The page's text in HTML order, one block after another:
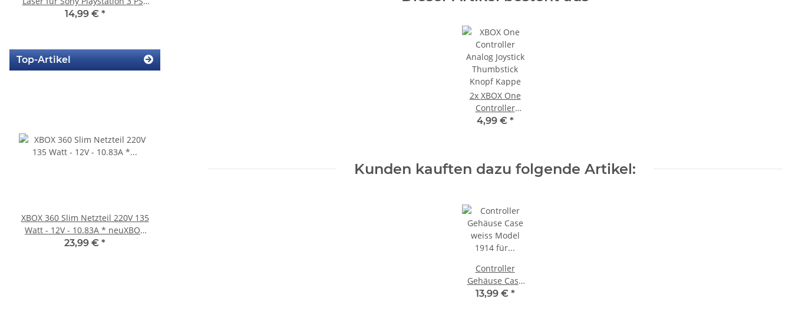
2x XBOX One
Controller
Analog Joystick
4,99 € *
Kunden kauften dazu folgende Artikel:
Controller
Gehäuse Case
weiss Model
13,99 € *
Slim
14,99 € *
Top-Artikel
XBOX 360 Slim Netzteil 220V 135
Watt - 12V - 10.83A * neuXBOX
360 Slim Netzteil
23,99 € *